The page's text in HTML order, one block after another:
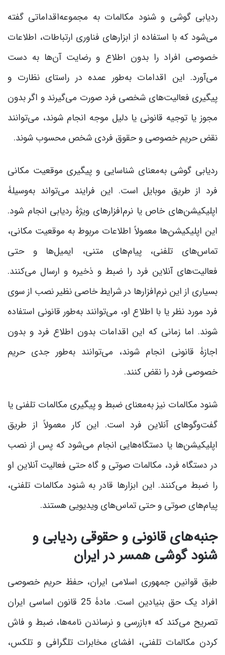
ردیابی گوشی و شنود مکالمات به مجموعه‌اقداماتی گفته
می‌شود که با استفاده از ابزارهای فناوری ارتباطات، اطلاعات
خصوصی افراد را بدون اطلاع و رضایت آن‌ها به دست
می‌آورد. این اقدامات به‌طور عمده در راستای نظارت و
پیگیری فعالیت‌های شخصی فرد صورت می‌گیرند و اگر بدون
مجوز یا توجیه قانونی یا دلیل موجه انجام شوند، می‌توانند
نقض حریم خصوصی و حقوق فردی شخص محسوب شوند.
ردیابی گوشی به‌معنای شناسایی و پیگیری موقعیت مکانی
فرد از طریق موبایل است. این فرایند می‌تواند به‌وسیلۀ
اپلیکیشن‌های خاص یا نرم‌افزارهای ویژۀ ردیابی انجام شود.
این اپلیکیشن‌ها معمولاً اطلاعات مربوط به موقعیت مکانی،
تماس‌های تلفنی، پیام‌های متنی، ایمیل‌ها و حتی
فعالیت‌های آنلاین فرد را ضبط و ذخیره و ارسال می‌کنند.
بسیاری از این نرم‌افزارها در شرایط خاصی نظیر نصب از سوی
فرد مورد نظر یا با اطلاع او، می‌توانند به‌طور قانونی استفاده
شوند. اما زمانی که این اقدامات بدون اطلاع فرد و بدون
اجازۀ قانونی انجام شوند، می‌توانند به‌طور جدی حریم
خصوصی فرد را نقض کنند.
شنود مکالمات نیز به‌معنای ضبط و پیگیری مکالمات تلفنی یا
گفت‌وگوهای آنلاین فرد است. این کار معمولاً از طریق
اپلیکیشن‌ها یا دستگاه‌هایی انجام می‌شود که پس از نصب
در دستگاه فرد، مکالمات صوتی و گاه حتی فعالیت آنلاین او
را ضبط می‌کنند. این ابزارها قادر به شنود مکالمات تلفنی،
پیام‌های صوتی و حتی تماس‌های ویدیویی هستند.
جنبه‌های قانونی و حقوقی ردیابی و
شنود گوشی همسر در ایران
طبق قوانین جمهوری اسلامی ایران، حفظ حریم خصوصی
افراد یک حق بنیادین است. مادۀ 25 قانون اساسی ایران
تصریح می‌کند که «بازرسی و نرساندن نامه‌ها، ضبط و فاش
کردن مکالمات تلفنی، افشای مخابرات تلگرافی و تلکس،